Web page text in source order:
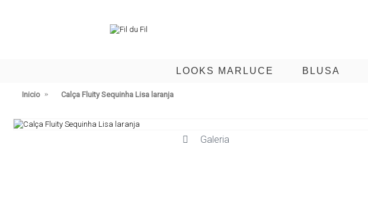
LOOKS MARLUCE BLUSA
Inicio Calça Fluity Sequinha Lisa laranja
Galeria